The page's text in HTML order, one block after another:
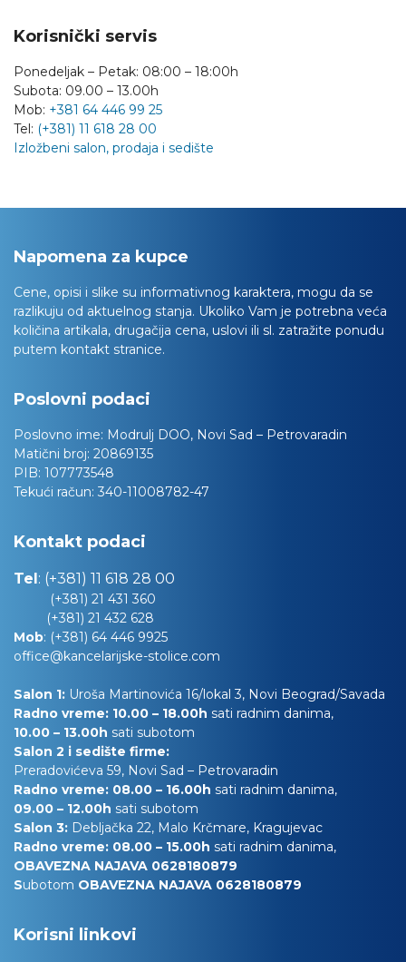
Korisnički servis
Ponedeljak – Petak: 08:00 – 18:00h
Subota: 09.00 – 13.00h
Mob: +381 64 446 99 25
Tel: (+381) 11 618 28 00
Izložbeni salon, prodaja i sedište
Napomena za kupce
Cene, opisi i slike su informativnog karaktera, mogu da se
razlikuju od aktuelnog stanja. Ukoliko Vam je potrebna veća
količina artikala, drugačija cena, uslovi ili sl. zatražite ponudu
putem kontakt stranice.
Poslovni podaci
Poslovno ime: Modrulj DOO, Novi Sad – Petrovaradin
Matični broj: 20869135
PIB: 107773548
Tekući račun: 340-11008782-47
Kontakt podaci
Tel: (+381) 11 618 28 00
(+381) 21 431 360
(+381) 21 432 628
Mob: (+381) 64 446 9925
office@kancelarijske-stolice.com
Salon 1: Uroša Martinovića 16/lokal 3, Novi Beograd/Savada
Radno vreme: 10.00 – 18.00h sati radnim danima,
10.00 – 13.00h sati subotom
Salon 2 i sedište firme:
Preradovićeva 59, Novi Sad – Petrovaradin
Radno vreme: 08.00 – 16.00h sati radnim danima,
09.00 – 12.00h sati subotom
Salon 3: Debljačka 22, Malo Krčmare, Kragujevac
Radno vreme: 08.00 – 15.00h sati radnim danima,
OBAVEZNA NAJAVA 0628180879
Subotom OBAVEZNA NAJAVA 0628180879
Korisni linkovi